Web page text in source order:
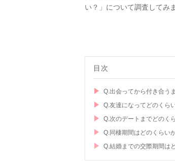
い？」について調査してみ
目次
Q.出会ってから付き合う
Q.友達になってどのくら
Q.次のデートまでどのく
Q.同棲期間はどのくらい
Q.結婚までの交際期間は